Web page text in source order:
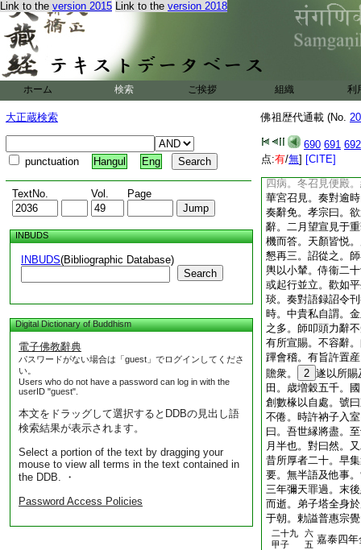
Link to the version 2015 Link to the version 2018
ホーム 検索 ご挨拶 組織 利
大正蔵検索
punctuation Hangul Eng
TextNo. Vol. Page
INBUDS
INBUDS(Bibliographic Database)
Search
Digital Dictionary of Buddhism
電子佛教辭典
パスワードがない場合は「guest」でログインしてくださ
い。
Users who do not have a password can log in with the
userID "guest".
本文をドラッグして選択するとDDBの見出し語
検索結果が表示されます。
Select a portion of the text by dragging your
mouse to view all terms in the text contained in
the DDB. ・
Password Access Policies
佛祖歴代通載 (No.
690 691 692
点:有/無] [CITE]
師曰。有徳必有光
稱。非青黄赤白。
分符天台。與師論
遷郡之天寧。衲子
説。留禁中觀堂五
禪師之號。又承聖
而成。所成者何事
年冬召問華嚴法界
宸翰奬諭。因進宗
虚席。露章乞老。
四病。冬召見便殿
華宮召見。奏對逾
奏辭免。孝宗曰。
辭。二月望宣見于
機而答。天顏皆悦
懇再三。詔從之。
輿以小輦。侍衞二
或起行並立。歡如
琰。奏對語録詔令
時。中貴私自謂。
之多。師叩頭力辭
有所宣賜。不容辭
蹕會稽。有旨許置
贍衆。
2 遂以所賜
田。歳増穀五千。
創數椽以自處。號
不倦。時許衲子入
曰。吾世縁將盡。
月半也。對曰然。
昔所厚者二十。早
要。無半語及他事
三年彌天罪過。末
而逝。弟子塔全身
于朝。勅謚普惠宗
二十九
甲子
六
五 嘉泰四